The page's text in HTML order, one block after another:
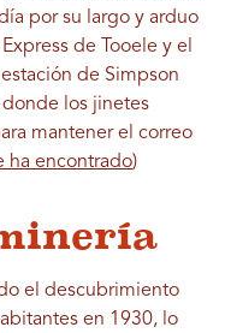
por su largo y arduo
de Tooele y el
de Simpson
los jinetes
mantener el correo
ha encontrado)
el descubrimiento
en 1930, lo